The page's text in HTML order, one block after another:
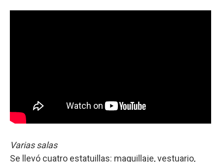
Varias salas
Se llevó cuatro estatuillas: maquillaje, vestuario,